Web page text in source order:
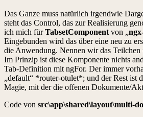
Das Ganze muss natürlich irgendwie
steht das Control, das zur Realisierung
ich mich fürTabsetComponent von „
Eingebunden wird das über eine neu zu
die Anwendung. Nennen wir das
Im Prinzip ist diese Komponente nichts
Tab-Definition mit ngFor. Der immer
„default“ *router-otulet*; und der Rest ist
Magie, mit der die offenen Dokumente/
Code von src\app\shared\layout\multi-